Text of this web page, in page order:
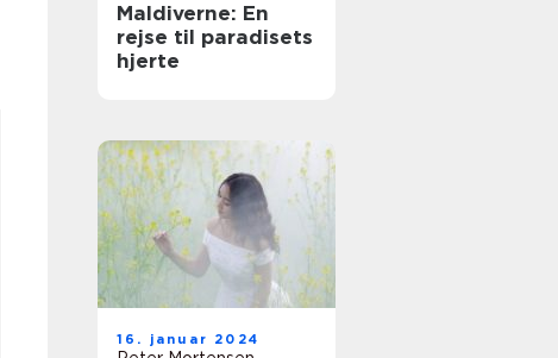
Maldiverne: En
rejse til paradisets
hjerte
16. januar 2024